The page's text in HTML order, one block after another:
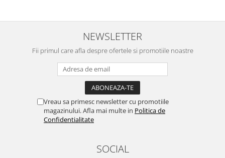
NEWSLETTER
Fii primul care afla despre ofertele si promotiile noastre
Vreau sa primesc newsletter cu promotiile
magazinului. Afla mai multe in Politica de
Confidentialitate
SOCIAL